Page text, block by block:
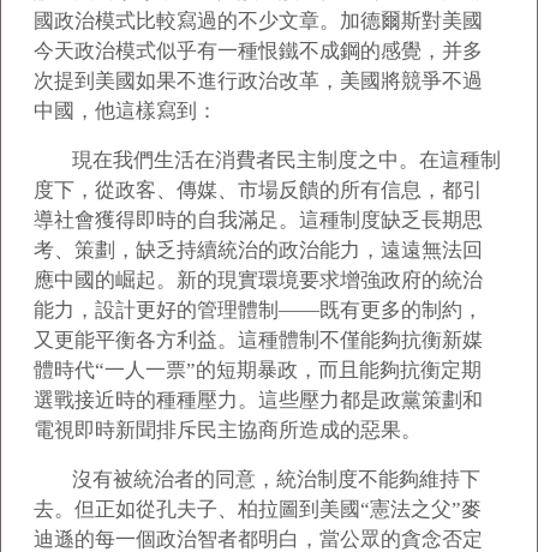
國政治模式比較寫過的不少文章。加德爾斯對美國
今天政治模式似乎有一種恨鐵不成鋼的感覺，并多
次提到美國如果不進行政治改革，美國將競爭不過
中國，他這樣寫到：
現在我們生活在消費者民主制度之中。在這種制
度下，從政客、傳媒、市場反饋的所有信息，都引
導社會獲得即時的自我滿足。這種制度缺乏長期思
考、策劃，缺乏持續統治的政治能力，遠遠無法回
應中國的崛起。新的現實環境要求增強政府的統治
能力，設計更好的管理體制——既有更多的制約，
又更能平衡各方利益。這種體制不僅能夠抗衡新媒
體時代“一人一票”的短期暴政，而且能夠抗衡定期
選戰接近時的種種壓力。這些壓力都是政黨策劃和
電視即時新聞排斥民主協商所造成的惡果。
沒有被統治者的同意，統治制度不能夠維持下
去。但正如從孔夫子、柏拉圖到美國“憲法之父”麥
迪遜的每一個政治智者都明白，當公眾的貪念否定